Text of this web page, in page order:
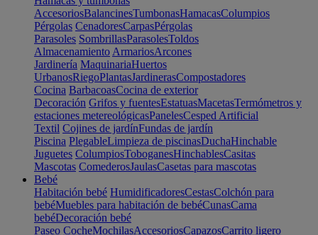
AccesoriosBalancinesTumbonasHamacasColumpios
Pérgolas CenadoresCarpasPérgolas
Parasoles SombrillasParasolesToldos
Almacenamiento ArmariosArcones
Jardinería MaquinariaHuertos
UrbanosRiegoPlantasJardinerasCompostadores
Cocina BarbacoasCocina de exterior
Decoración Grifos y fuentesEstatuasMacetasTermómetros y
estaciones metereológicasPanelesCesped Artificial
Textil Cojines de jardínFundas de jardín
Piscina PlegableLimpieza de piscinasDuchaHinchable
Juguetes ColumpiosToboganesHinchablesCasitas
Mascotas ComederosJaulasCasetas para mascotas
Bebé
Habitación bebé HumidificadoresCestasColchón para
bebéMuebles para habitación de bebéCunasCama
bebéDecoración bebé
Paseo CocheMochilasAccesoriosCapazosCarrito ligero